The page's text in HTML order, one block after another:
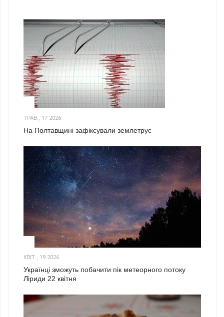
ТРАВ., 17 2026
На Полтавщині зафіксували землетрус
КВІТ., 19 2026
Українці зможуть побачити пік метеорного потоку
Ліриди 22 квітня